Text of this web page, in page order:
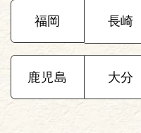
福岡 長崎
鹿児島 大分